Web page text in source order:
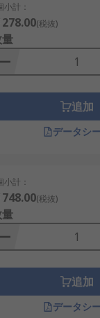
小計：
278.00(税抜)
追加
データシ
小計：
748.00(税抜)
追加
データシ